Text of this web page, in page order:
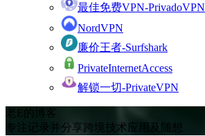
最佳免费VPN-PrivadoVPN
NordVPN
廉价王者-Surfshark
PrivateInternetAccess
解锁一切-PrivateVPN
老E的博客
专注记录并分享跨境技术应用及随想